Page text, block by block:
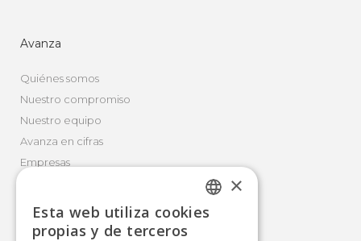
Avanza
Quiénes somos
Nuestro compromiso
Nuestro equipo
Avanza en cifras
Empresas
SPANISH
×
Esta web utiliza cookies
propias y de terceros